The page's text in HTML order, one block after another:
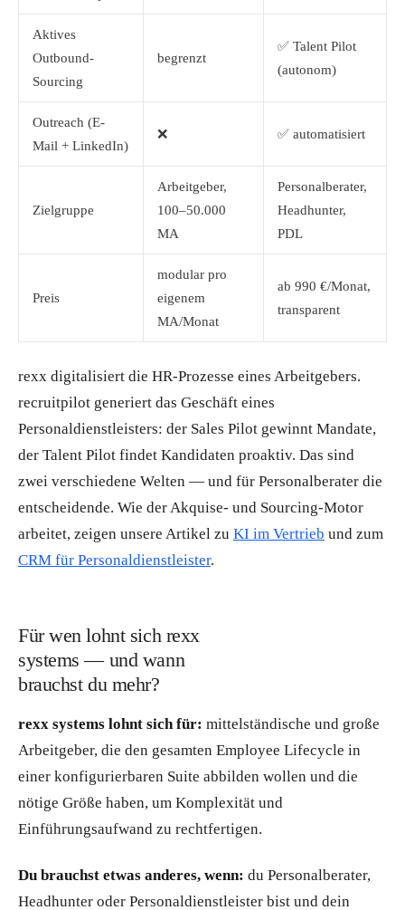
Aktives
Outbound-
Sourcing
begrenzt
✅ Talent Pilot
(autonom)
Outreach (E-
Mail + LinkedIn)
❌ ✅ automatisiert
Zielgruppe
Arbeitgeber,
100–50.000
MA
Personalberater,
Headhunter,
PDL
Preis
modular pro
eigenem
MA/Monat
ab 990 €/Monat,
transparent
rexx digitalisiert die HR-Prozesse eines Arbeitgebers.
recruitpilot generiert das Geschäft eines
Personaldienstleisters: der Sales Pilot gewinnt Mandate,
der Talent Pilot findet Kandidaten proaktiv. Das sind
zwei verschiedene Welten — und für Personalberater die
entscheidende. Wie der Akquise- und Sourcing-Motor
arbeitet, zeigen unsere Artikel zu KI im Vertrieb und zum
CRM für Personaldienstleister.
Für wen lohnt sich rexx
systems — und wann
brauchst du mehr?
rexx systems lohnt sich für: mittelständische und große
Arbeitgeber, die den gesamten Employee Lifecycle in
einer konfigurierbaren Suite abbilden wollen und die
nötige Größe haben, um Komplexität und
Einführungsaufwand zu rechtfertigen.
Du brauchst etwas anderes, wenn: du Personalberater,
Headhunter oder Personaldienstleister bist und dein